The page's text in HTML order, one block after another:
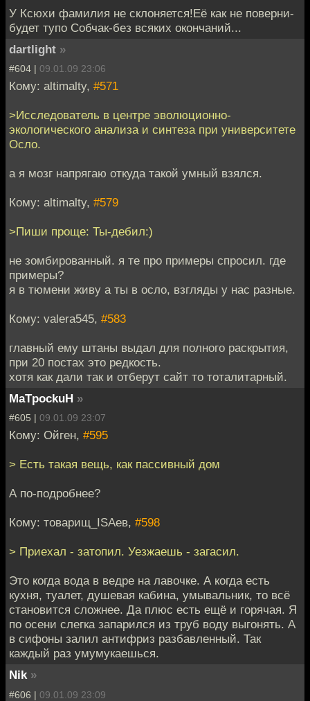
У Ксюхи фамилия не склоняется!Её как не поверни-
будет тупо Собчак-без всяких окончаний...
dartlight »
#604 | 09.01.09 23:06
Кому: altimalty, #571
>Исследователь в центре эволюционно-
экологического анализа и синтеза при университете
Осло.
а я мозг напрягаю откуда такой умный взялся.
Кому: altimalty, #579
>Пиши проще: Ты-дебил:)
не зомбированный. я те про примеры спросил. где
примеры?
я в тюмени живу а ты в осло, взгляды у нас разные.
Кому: valera545, #583
главный ему штаны выдал для полного раскрытия,
при 20 постах это редкость.
хотя как дали так и отберут сайт то тоталитарный.
MaTpockuH »
#605 | 09.01.09 23:07
Кому: Ойген, #595
> Есть такая вещь, как пассивный дом
А по-подробнее?
Кому: товарищ_ISAев, #598
> Приехал - затопил. Уезжаешь - загасил.
Это когда вода в ведре на лавочке. А когда есть
кухня, туалет, душевая кабина, умывальник, то всё
становится сложнее. Да плюс есть ещё и горячая. Я
по осени слегка запарился из труб воду выгонять. А
в сифоны залил антифриз разбавленный. Так
каждый раз умумукаешься.
Nik »
#606 | 09.01.09 23:09